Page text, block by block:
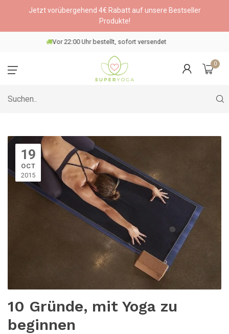
Jetzt vorübergehend 4€ Rabatt auf unsere Bestseller
Produkte!
Wähle einen DHL-Paketshop
0
19
OCT
2015
10 Gründe, mit Yoga zu
beginnen